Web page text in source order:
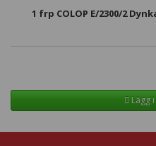
1 frp COLOP E/2300/2
Lägg